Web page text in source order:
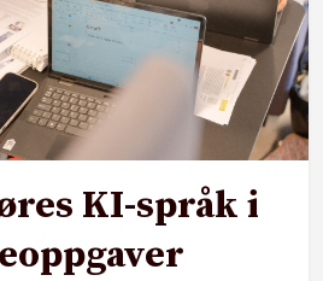
KI-språk i